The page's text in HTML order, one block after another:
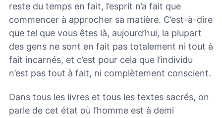
reste du temps en fait, l’esprit n’a fait que
commencer à approcher sa matière. C’est-à-dire
que tel que vous êtes là, aujourd’hui, la plupart
des gens ne sont en fait pas totalement ni tout à
fait incarnés, et c’est pour cela que l’individu
n’est pas tout à fait, ni complètement conscient.
Dans tous les livres et tous les textes sacrés, on
parle de cet état où l’homme est à demi